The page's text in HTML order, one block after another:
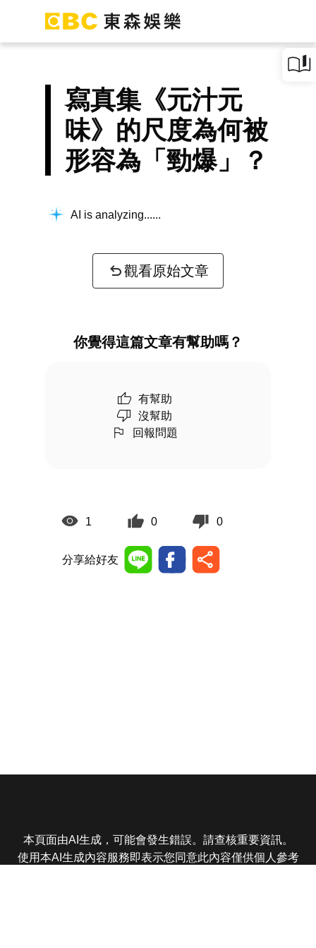
寫真集《元汁元
味》的尺度為何被
形容為「勁爆」？
AI is analyzing...
觀看原始文章
你覺得這篇文章有幫助嗎？
有幫助
沒幫助
回報問題
1 0 0
分享給好友
本頁面由AI生成，可能會發生錯誤。請查核重要資訊。
使用本AI生成內容服務即表示您同意此內容僅供個人參考